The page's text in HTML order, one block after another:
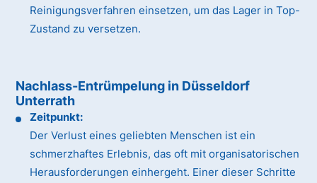
Reinigungsverfahren einsetzen, um das Lager in Top-
Zustand zu versetzen.
Nachlass-Entrümpelung in Düsseldorf
Unterrath
Zeitpunkt:
Der Verlust eines geliebten Menschen ist ein
schmerzhaftes Erlebnis, das oft mit organisatorischen
Herausforderungen einhergeht. Einer dieser Schritte